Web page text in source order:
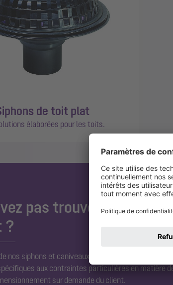
de toit plat
élaborées pour les toits.
pas trouvé le produit
?
nos siphons et caniveaux standard,
nous
aux contraintes particulières en matière
sur demande du client.